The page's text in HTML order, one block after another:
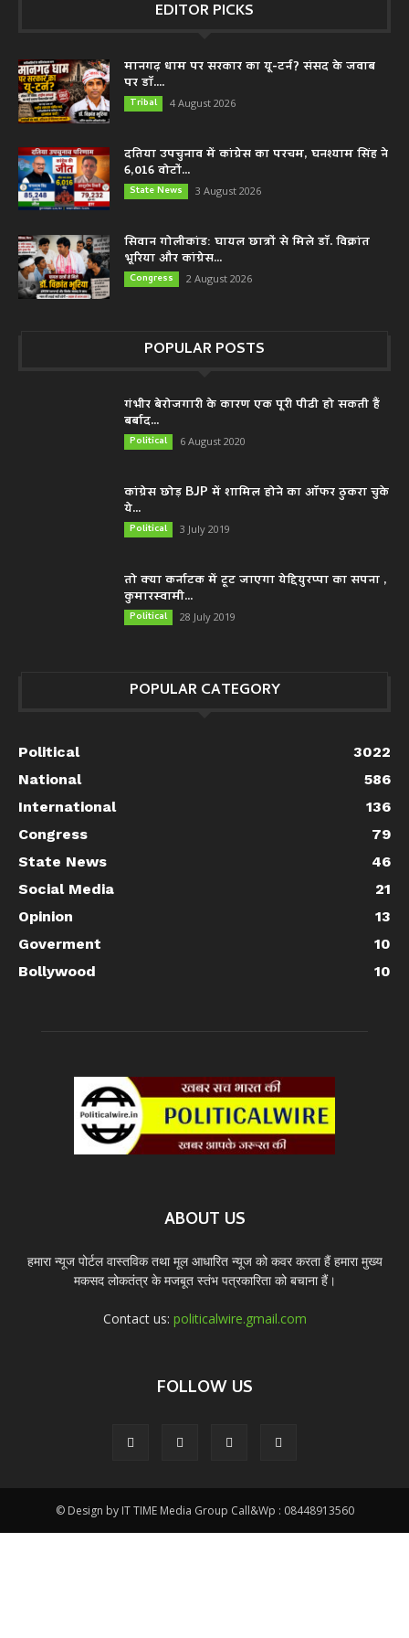
EDITOR PICKS
मानगढ़ धाम पर सरकार का यू-टर्न? संसद के जवाब
पर डॉ....
Tribal 4 August 2026
दतिया उपचुनाव में कांग्रेस का परचम, घनश्याम सिंह ने
6,016 वोटों...
State News 3 August 2026
सिवान गोलीकांड: घायल छात्रों से मिले डॉ. विक्रांत
भूरिया और कांग्रेस...
Congress 2 August 2026
POPULAR POSTS
गंभीर बेरोजगारी के कारण एक पूरी पीढी हो सकती हैं
बर्बाद...
Political 6 August 2020
कांग्रेस छोड़ BJP में शामिल होने का ऑफर ठुकरा चुके
ये...
Political 3 July 2019
तो क्या कर्नाटक में टूट जाएगा येद्दियुरप्पा का सपना ,
कुमारस्वामी...
Political 28 July 2019
POPULAR CATEGORY
Political
3022
National
586
International
136
Congress
79
State News
46
Social Media
21
Opinion
13
Goverment
10
Bollywood
10
ABOUT US
हमारा न्यूज पोर्टल वास्तविक तथा मूल आधारित न्यूज को कवर करता हैं हमारा मुख्य
मकसद लोकतंत्र के मजबूत स्तंभ पत्रकारिता को बचाना हैं।
Contact us: politicalwire.gmail.com
FOLLOW US
© Design by IT TIME Media Group Call&Wp : 08448913560